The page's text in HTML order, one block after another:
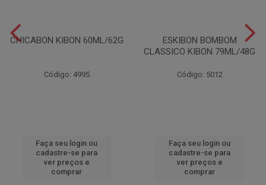
CHICABON KIBON 60ML/62G
Código: 4995
Faça seu login ou
cadastre-se para
ver preços e
comprar
ESKIBON BOMBOM
CLASSICO KIBON 79ML/48G
Código: 5012
Faça seu login ou
cadastre-se para
ver preços e
comprar